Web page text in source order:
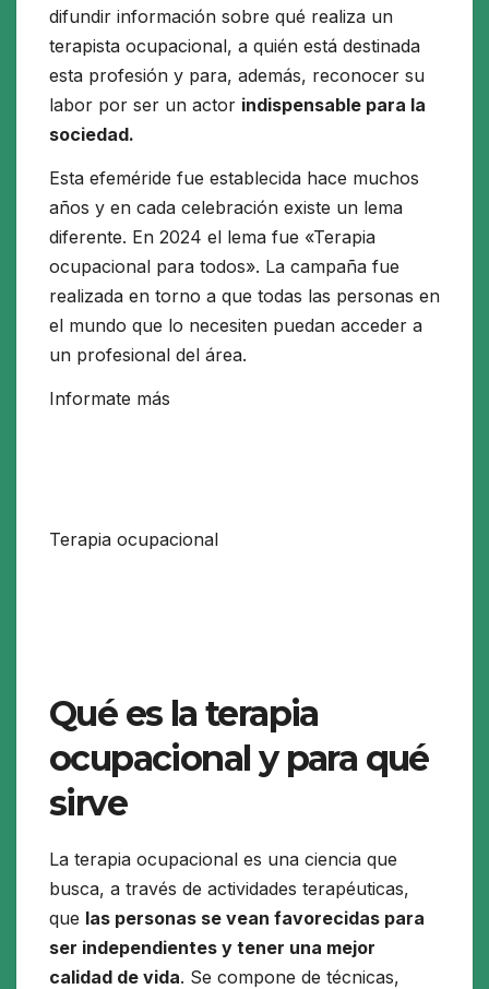
difundir información sobre qué realiza un
terapista ocupacional, a quién está destinada
esta profesión y para, además, reconocer su
labor por ser un actor indispensable para la
sociedad.
Esta efeméride fue establecida hace muchos
años y en cada celebración existe un lema
diferente. En 2024 el lema fue «Terapia
ocupacional para todos». La campaña fue
realizada en torno a que todas las personas en
el mundo que lo necesiten puedan acceder a
un profesional del área.
Informate más
Terapia ocupacional
Qué es la terapia
ocupacional y para qué
sirve
La terapia ocupacional es una ciencia que
busca, a través de actividades terapéuticas,
que las personas se vean favorecidas para
ser independientes y tener una mejor
calidad de vida. Se compone de técnicas,